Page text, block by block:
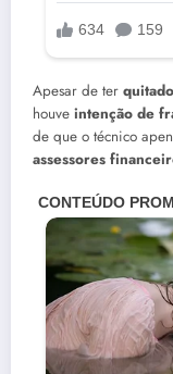
Apesar de ter
houve intenção de
de que o técnico
assessores